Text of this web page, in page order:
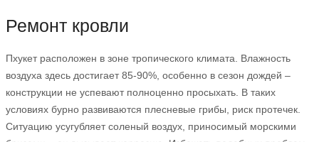
Ремонт кровли
Пхукет расположен в зоне тропического климата. Влажность
воздуха здесь достигает 85-90%, особенно в сезон дождей –
конструкции не успевают полноценно просыхать. В таких
условиях бурно развиваются плесневые грибы, риск протечек.
Ситуацию усугубляет соленый воздух, приносимый морскими